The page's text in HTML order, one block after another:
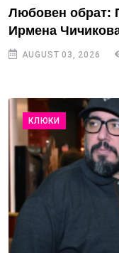
Любовен обрат:
Ирмена
AUGUST 03, 2026
КЛЮКИ